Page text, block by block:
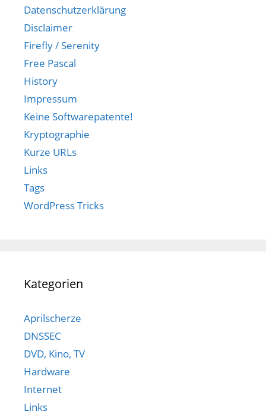
Datenschutzerklärung
Disclaimer
Firefly / Serenity
Free Pascal
History
Impressum
Keine Softwarepatente!
Kryptographie
Kurze URLs
Links
Tags
WordPress Tricks
Kategorien
Aprilscherze
DNSSEC
DVD, Kino, TV
Hardware
Internet
Links